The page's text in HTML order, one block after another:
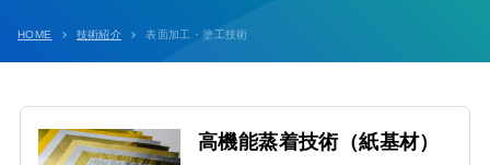
HOME 技術紹介 表面加工・塗工技術
高機能蒸着技術（紙基材）